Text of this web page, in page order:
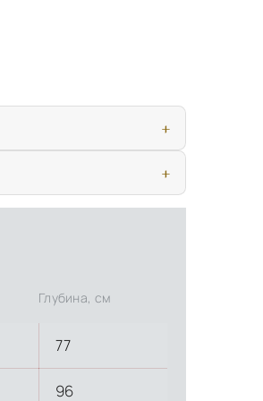
Глубина, см
77
96